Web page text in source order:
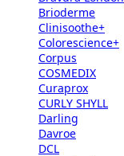
Brioderme
Clinisoothe+
Colorescience+
Corpus
COSMEDIX
Curaprox
CURLY SHYLL
Darling
Davroe
DCL